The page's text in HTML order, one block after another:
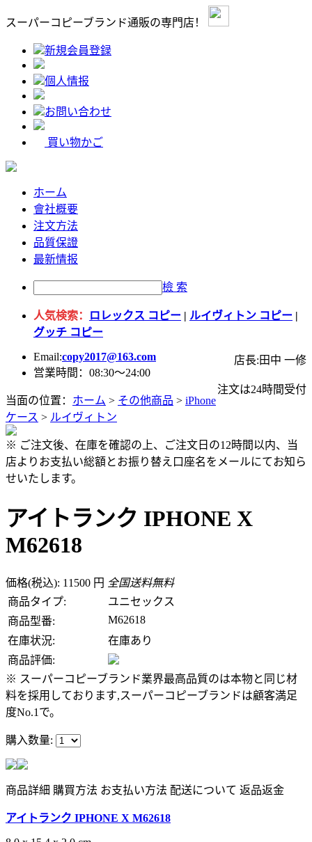
スーパーコピーブランド通販の専門店！
新規会員登録
個人情报
お問い合わせ
買い物かご
ホーム
會社概要
注文方法
品質保證
最新情报
檢 索
人気検索： ロレックス コピー | ルイヴィトン コピー |
グッチ コピー
Email:copy2017@163.com
店長:田中 一修
営業時間：08:30～24:00
注文は24時間受付
当面の位置： ホーム > その他商品 > iPhone
ケース > ルイヴィトン
※ ご注文後、在庫を確認の上、ご注文日の12時間以内、当
店よりお支払い総額とお振り替え口座名をメールにてお知ら
せいたします。
アイトランク IPHONE X
M62618
価格(税込): 11500 円 全国送料無料
商品タイプ:
ユニセックス
商品型番:
M62618
在庫状況:
在庫あり
商品評価:
※ スーパーコピーブランド業界最高品質のは本物と同じ材
料を採用しております,スーパーコピーブランドは顧客満足
度No.1で。
購入数量:
商品詳細 購買方法 お支払い方法 配送について 返品返金
アイトランク IPHONE X M62618